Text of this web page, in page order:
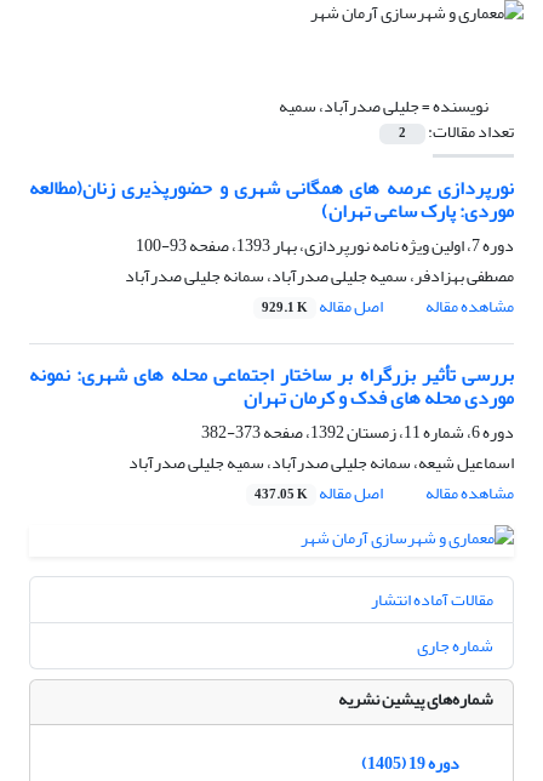
نویسنده =جلیلی صدرآباد، سمیه
تعداد مقالات: 2
نورپردازی عرصه های همگانی شهری و حضورپذیری زنان(مطالعه
موردی: پارک ساعی تهران)
دوره 7، اولین ویژه نامه نورپردازی، بهار 1393، صفحه
93-100
مصطفی بهزادفر، سمیه جلیلی صدرآباد، سمانه جلیلی صدرآباد
مشاهده مقاله
اصل مقاله 929.1 K
بررسی تأثیر بزرگراه بر ساختار اجتماعی محله های شهری: نمونه
موردی محله های فدک و کرمان تهران
دوره 6، شماره 11، زمستان 1392، صفحه
373-382
اسماعیل شیعه، سمانه جلیلی صدرآباد، سمیه جلیلی صدرآباد
مشاهده مقاله
اصل مقاله 437.05 K
مقالات آماده انتشار
شماره جاری
شماره‌های پیشین نشریه
دوره 19 (1405)